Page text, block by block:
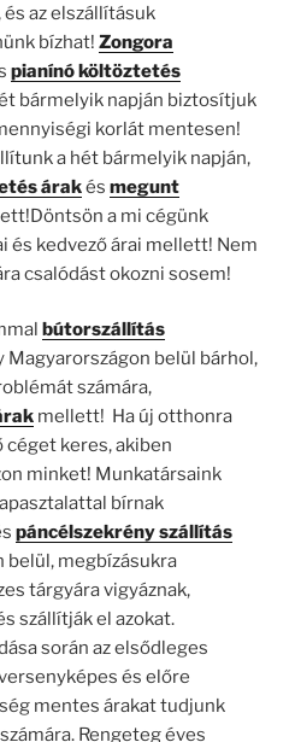
az elszállításuk
bízhat! Zongora
pianínó költöztetés
bármelyik napján biztosítjuk
korlát mentesen!
a hét bármelyik napján,
árakés megunt
a mi cégünk
és kedvező árai mellett! Nem
csalódást okozni sosem!
bútorszállítás
belül bárhol,
számára,
mellett! Ha új otthonra
keres, akiben
minket! Munkatársaink
bírnak
páncélszekrény szállítás
belül, megbízásukra
tárgyára vigyáznak,
szállítják el azokat.
során az elsődleges
és előre
mentes árakat tudjunk
Rengeteg éves